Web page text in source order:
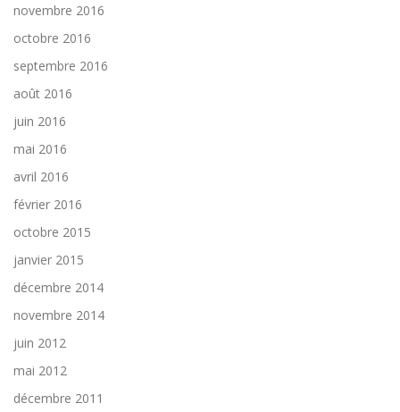
novembre 2016
octobre 2016
septembre 2016
août 2016
juin 2016
mai 2016
avril 2016
février 2016
octobre 2015
janvier 2015
décembre 2014
novembre 2014
juin 2012
mai 2012
décembre 2011